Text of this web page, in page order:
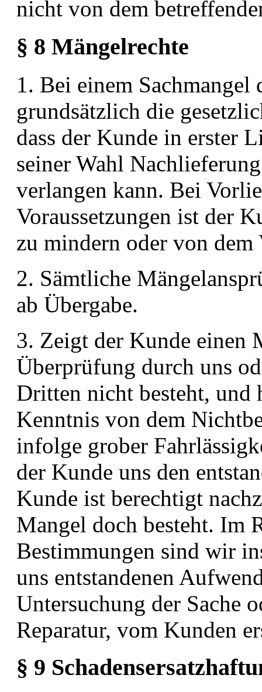
nicht von dem
§ 8 Mängelrechte
1. Bei einem Sachmangel
grundsätzlich die
dass der Kunde in erster
seiner Wahl
verlangen kann. Bei
Voraussetzungen ist der
zu mindern oder von
2. Sämtliche
ab Übergabe.
3. Zeigt der Kunde einen
Überprüfung durch uns
Dritten nicht besteht, und
Kenntnis von dem
infolge grober
der Kunde uns den
Kunde ist berechtigt
Mangel doch besteht. Im
Bestimmungen sind wir
uns entstandenen
Untersuchung der Sache
Reparatur, vom Kunden
§ 9